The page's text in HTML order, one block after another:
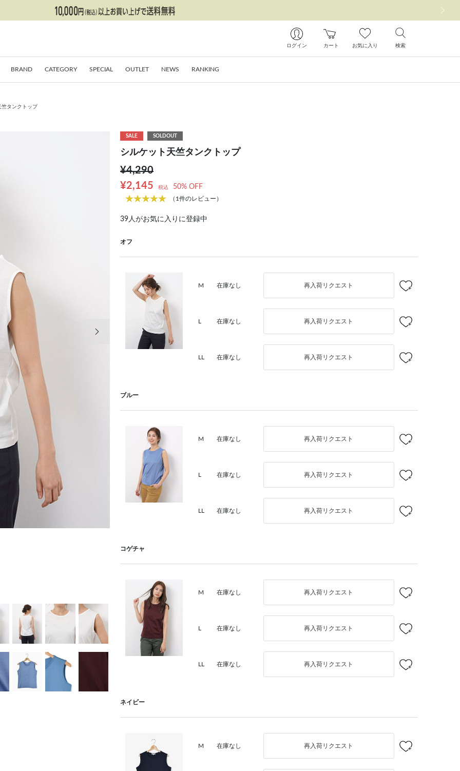
ログイン カート お気に入り 検索
BRAND CATEGORY SPECIAL OUTLET NEWS RANKING
竺タンクトップ
SALE SOLDOUT
シルケット天竺タンクトップ
¥4,290
¥2,145
税込 50% OFF
（1件のレビュー）
39人がお気に入りに登録中
オフ
M 在庫なし 再入荷リクエスト
L 在庫なし 再入荷リクエスト
LL 在庫なし 再入荷リクエスト
ブルー
M 在庫なし 再入荷リクエスト
L 在庫なし 再入荷リクエスト
LL 在庫なし 再入荷リクエスト
コゲチャ
M 在庫なし 再入荷リクエスト
L 在庫なし 再入荷リクエスト
LL 在庫なし 再入荷リクエスト
ネイビー
M 在庫なし 再入荷リクエスト